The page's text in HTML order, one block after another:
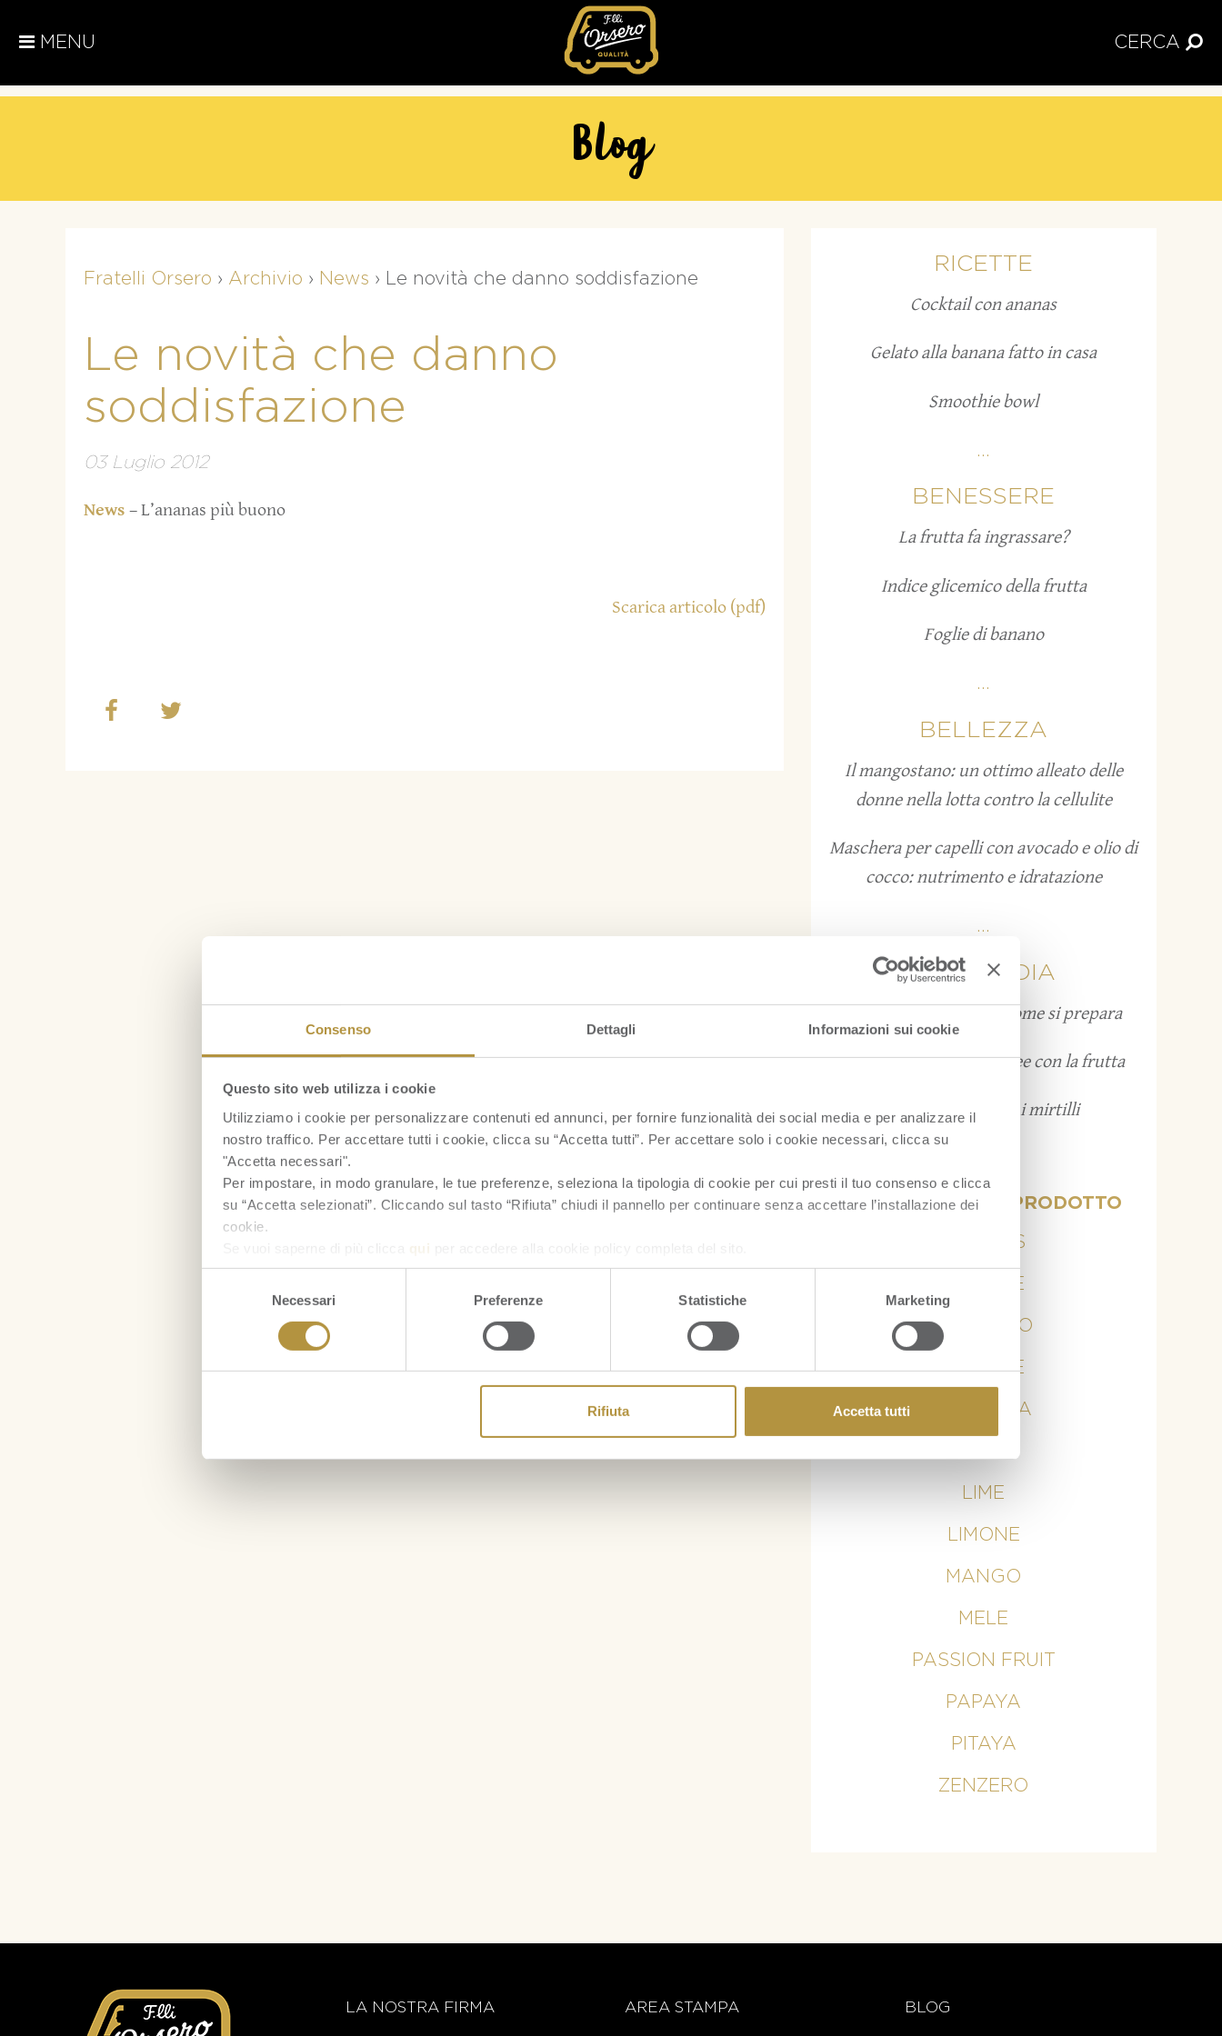
Consenso Dettagli Informazioni sui cookie
Questo sito web utilizza i cookie
Utilizziamo i cookie per personalizzare contenuti ed annunci, per fornire funzionalità dei social media e per analizzare il
nostro traffico. Per accettare tutti i cookie, clicca su “Accetta tutti”. Per accettare solo i cookie necessari, clicca su
"Accetta necessari".
Per impostare, in modo granulare, le tue preferenze, seleziona la tipologia di cookie per cui presti il tuo consenso e clicca
su “Accetta selezionati”. Cliccando sul tasto “Rifiuta” chiudi il pannello per continuare senza accettare l’installazione dei
cookie.
qui
Necessari Preferenze Statistiche Marketing
Rifiuta Accetta tutti
MENU CERCA
Blog
Fratelli Orsero › Archivio › News › Le novità che danno soddisfazione
Le novità che danno
soddisfazione
03 Luglio 2012
News – L’ananas più buono
Scarica articolo (pdf)
RICETTE
Cocktail con ananas
Gelato alla banana fatto in casa
Smoothie bowl
...
BENESSERE
La frutta fa ingrassare?
Indice glicemico della frutta
Foglie di banano
...
BELLEZZA
Il mangostano: un ottimo alleato delle
donne nella lotta contro la cellulite
Maschera per capelli con avocado e olio di
cocco: nutrimento e idratazione
...
FRUITPEDIA
Grattachecca: cos’è e come si prepara
Bruschette estive: 12 idee con la frutta
Come conservare i mirtilli
VISUALIZZA PER PRODOTTO
ANANAS
ARANCE
AVOCADO
BANANE
CURCUMA
LIME
LIMONE
MANGO
MELE
PASSION FRUIT
PAPAYA
PITAYA
ZENZERO
LA NOSTRA FIRMA AREA STAMPA BLOG